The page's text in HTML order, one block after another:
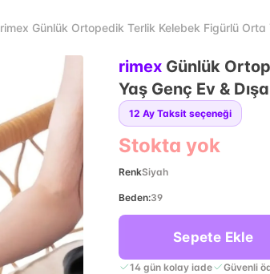
rimex Günlük Ortopedik Terlik Kelebek Figürlü Orta
rimex Günlük
Yaş Genç Ev &
12 Ay Taksit seçeneği
Stokta yok
RenkSiyah
Beden:39
Sepete Ekle
14 gün kolay iade Güvenli